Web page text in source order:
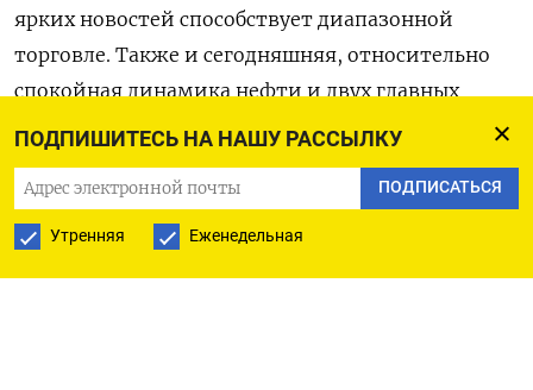
ПОДПИШИТЕСЬ НА НАШУ РАССЫЛКУ
ПОДПИСАТЬСЯ
Утренняя Еженедельная
ярких новостей способствует диапазонной
торговле. ⁠Также и сегодняшняя, относительно
спокойная динамика нефти и двух главных
мировых валют не дала поводов к расширению
волатильности в рубле.
Пара юань/рубль расчетами «завтра» к 17.20 МСК